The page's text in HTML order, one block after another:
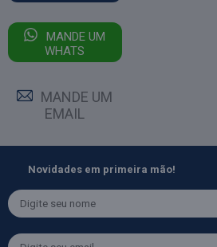
MANDE UM
WHATS
MANDE UM
EMAIL
Novidades em primeira mão!